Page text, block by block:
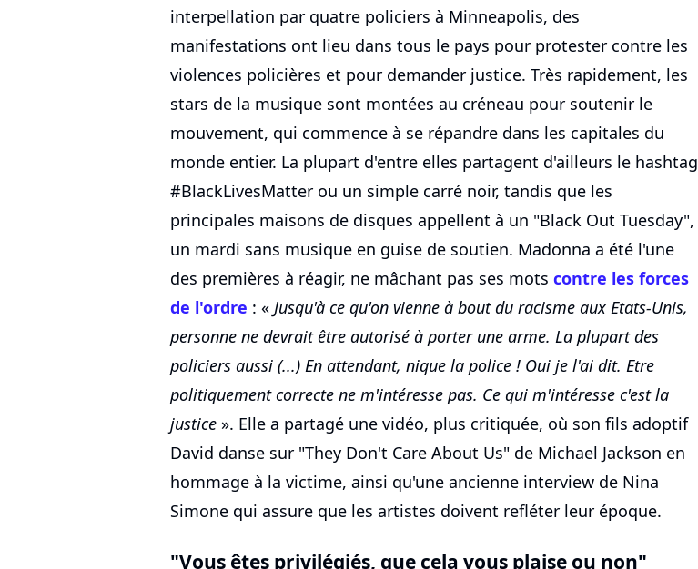
interpellation par quatre policiers à Minneapolis, des
manifestations ont lieu dans tous le pays pour protester contre les
violences policières et pour demander justice. Très rapidement, les
stars de la musique sont montées au créneau pour soutenir le
mouvement, qui commence à se répandre dans les capitales du
monde entier. La plupart d'entre elles partagent d'ailleurs le hashtag
#BlackLivesMatter ou un simple carré noir, tandis que les
principales maisons de disques appellent à un "Black Out Tuesday",
un mardi sans musique en guise de soutien. Madonna a été l'une
des premières à réagir, ne mâchant pas ses mots contre les forces
de l'ordre : « Jusqu'à ce qu'on vienne à bout du racisme aux Etats-Unis,
personne ne devrait être autorisé à porter une arme. La plupart des
policiers aussi (...) En attendant, nique la police ! Oui je l'ai dit. Etre
politiquement correcte ne m'intéresse pas. Ce qui m'intéresse c'est la
justice ». Elle a partagé une vidéo, plus critiquée, où son fils adoptif
David danse sur "They Don't Care About Us" de Michael Jackson en
hommage à la victime, ainsi qu'une ancienne interview de Nina
Simone qui assure que les artistes doivent refléter leur époque.
"Vous êtes privilégiés, que cela vous plaise ou non"